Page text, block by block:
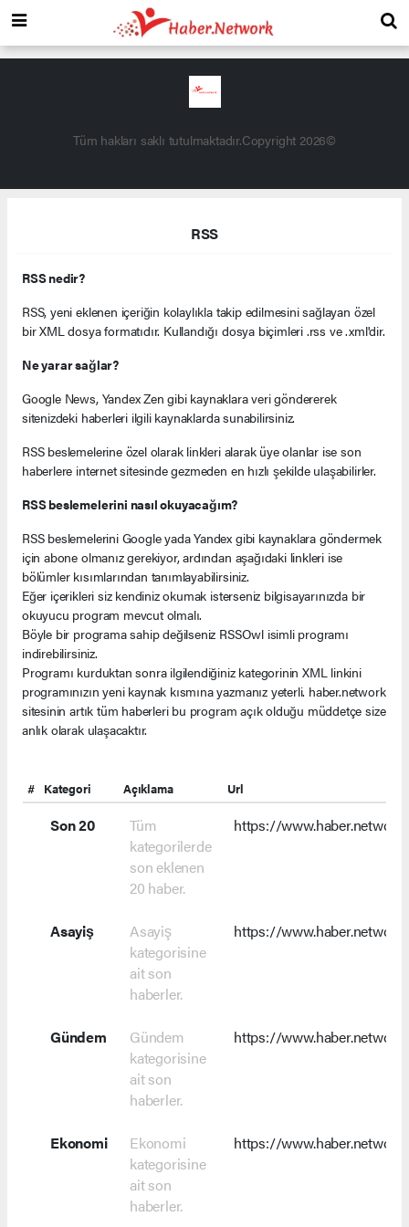
Tüm hakları saklı tutulmaktadır.Copyright 2026©
RSS
RSS nedir?
RSS, yeni eklenen içeriğin kolaylıkla takip edilmesini sağlayan özel
bir XML dosya formatıdır. Kullandığı dosya biçimleri .rss ve .xml'dir.
Ne yarar sağlar?
Google News, Yandex Zen gibi kaynaklara veri göndererek
sitenizdeki haberleri ilgili kaynaklarda sunabilirsiniz.
RSS beslemelerine özel olarak linkleri alarak üye olanlar ise son
haberlere internet sitesinde gezmeden en hızlı şekilde ulaşabilirler.
RSS beslemelerini nasıl okuyacağım?
RSS beslemelerini Google yada Yandex gibi kaynaklara göndermek
için abone olmanız gerekiyor, ardından aşağıdaki linkleri ise
bölümler kısımlarından tanımlayabilirsiniz.
Eğer içerikleri siz kendiniz okumak isterseniz bilgisayarınızda bir
okuyucu program mevcut olmalı.
Böyle bir programa sahip değilseniz RSSOwl isimli programı
indirebilirsiniz.
Programı kurduktan sonra ilgilendiğiniz kategorinin XML linkini
programınızın yeni kaynak kısmına yazmanız yeterli. haber.network
sitesinin artık tüm haberleri bu program açık olduğu müddetçe size
anlık olarak ulaşacaktır.
# Kategori Açıklama Url
Son 20
Tüm
kategorilerde
son eklenen
20 haber.
https://
Asayiş
Asayiş
kategorisine
ait son
haberler.
https://
Gündem
Gündem
kategorisine
ait son
haberler.
https://
Ekonomi
Ekonomi
kategorisine
ait son
haberler.
https://